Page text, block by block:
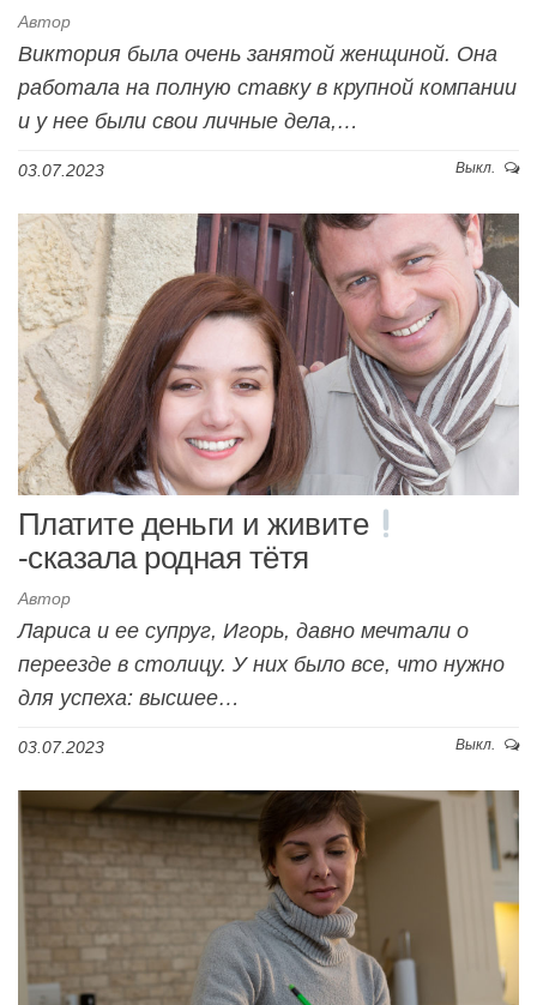
Автор
Виктория была очень занятой женщиной. Она
работала на полную ставку в крупной компании
и у нее были свои личные дела,…
03.07.2023 Выкл.
Платите деньги и живите
-сказала родная тётя
Автор
Лариса и ее супруг, Игорь, давно мечтали о
переезде в столицу. У них было все, что нужно
для успеха: высшее…
03.07.2023 Выкл.